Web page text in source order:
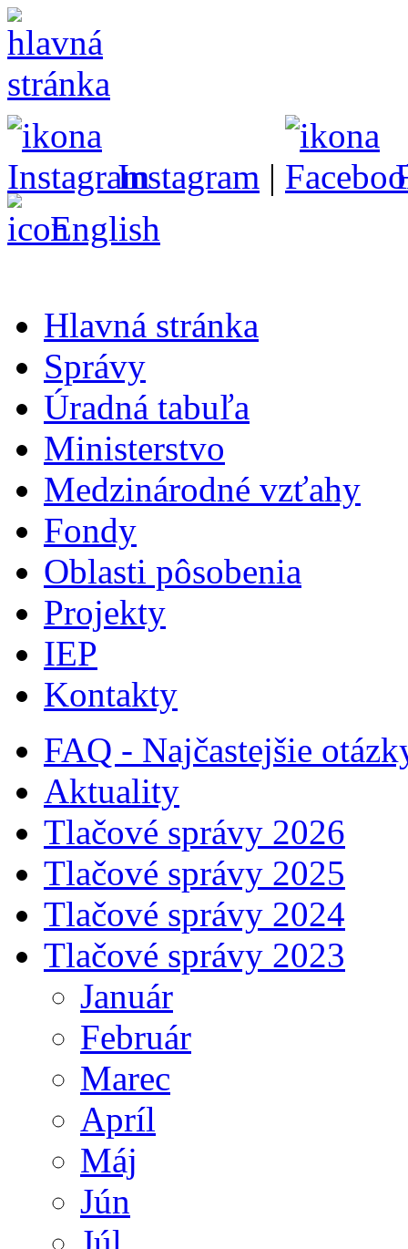
Instagram |
English
Hlavná stránka
Správy
Úradná tabuľa
Ministerstvo
Medzinárodné vzťahy
Fondy
Oblasti pôsobenia
Projekty
IEP
Kontakty
FAQ - Najčastejšie
Aktuality
Tlačové správy 2026
Tlačové správy 2025
Tlačové správy 2024
Tlačové správy 2023
Január
Február
Marec
Apríl
Máj
Jún